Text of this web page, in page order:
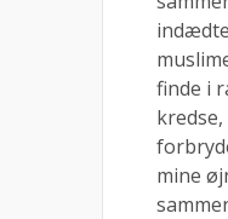
finde i
mine